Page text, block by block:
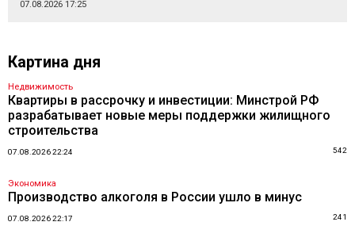
07.08.2026 17:25
Картина дня
Недвижимость
Квартиры в рассрочку и инвестиции: Минстрой РФ
разрабатывает новые меры поддержки жилищного
строительства
07.08.2026 22:24 542
Экономика
Производство алкоголя в России ушло в минус
07.08.2026 22:17 241